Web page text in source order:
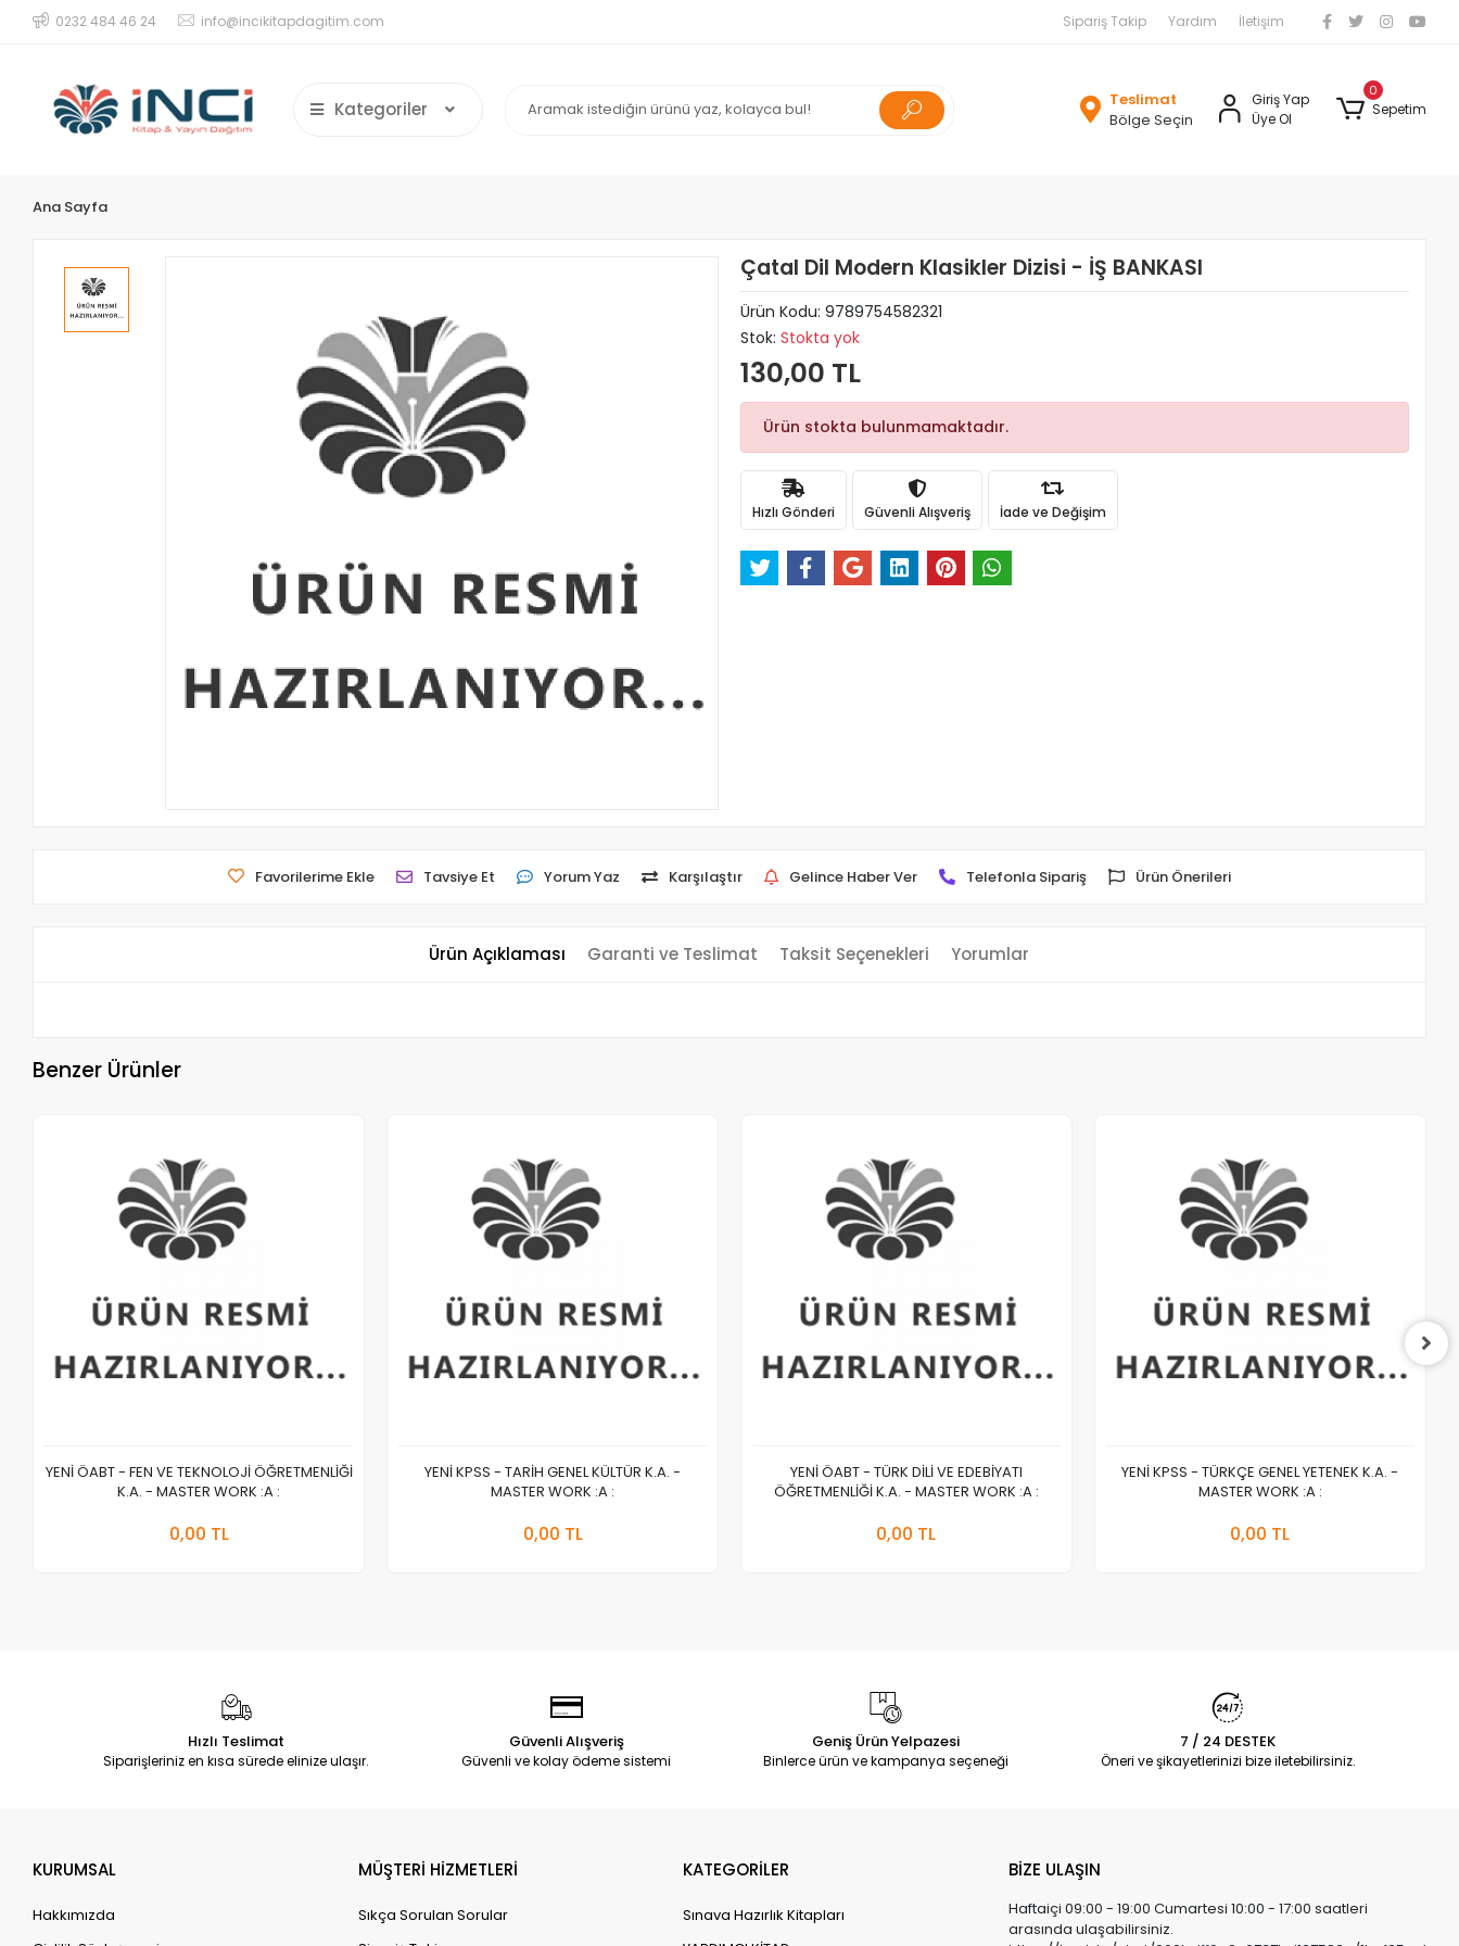
0232 484 46 24 info@incikitapdagitim.com Sipariş Takip Yardım İletişim
Kategoriler
Teslimat
Bölge Seçin
Giriş Yap
Üye Ol
0
Sepetim
Ana Sayfa
Çatal Dil Modern Klasikler Dizisi - İŞ BANKASI
Ürün Kodu: 9789754582321
Stok: Stokta yok
130,00 TL
Ürün stokta bulunmamaktadır.
Hızlı Gönderi Güvenli Alışveriş İade ve Değişim
Favorilerime Ekle Tavsiye Et Yorum Yaz Karşılaştır Gelince Haber Ver Telefonla Sipariş Ürün Önerileri
Ürün Açıklaması Garanti ve Teslimat Taksit Seçenekleri Yorumlar
Benzer Ürünler
YENİ ÖABT - FEN VE TEKNOLOJİ ÖĞRETMENLİĞİ
K.A. - MASTER WORK :A :
0,00 TL
YENİ KPSS - TARİH GENEL KÜLTÜR K.A. -
MASTER WORK :A :
0,00 TL
YENİ ÖABT - TÜRK DİLİ VE EDEBİYATI
ÖĞRETMENLİĞİ K.A. - MASTER WORK :A :
0,00 TL
YENİ KPSS - TÜRKÇE GENEL YETENEK K.A. -
MASTER WORK :A :
0,00 TL
Hızlı Teslimat
Siparişleriniz en kısa sürede elinize ulaşır.
Güvenli Alışveriş
Güvenli ve kolay ödeme sistemi
Geniş Ürün Yelpazesi
Binlerce ürün ve kampanya seçeneği
7 / 24 DESTEK
Öneri ve şikayetlerinizi bize iletebilirsiniz.
KURUMSAL
Hakkımızda
MÜŞTERİ HİZMETLERİ
Sıkça Sorulan Sorular
KATEGORİLER
Sınava Hazırlık Kitapları
BİZE ULAŞIN
Haftaiçi 09:00 - 19:00 Cumartesi 10:00 - 17:00 saatleri
arasında ulaşabilirsiniz.